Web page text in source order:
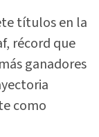
títulos en la
récord que
ganadores
como